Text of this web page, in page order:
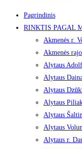
Pagrindinis
RINKTIS PAGAL
Akmenės r.
Akmenės
Alytaus
Alytaus
Alytaus
Alytaus
Alytaus
Alytaus
Alytaus r.